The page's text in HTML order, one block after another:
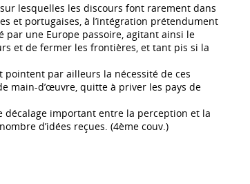
lesquelles les discours font rarement dans
et portugaises, à l’intégration prétendument
par une Europe passoire, agitant ainsi le
et de fermer les frontières, et tant pis si la
pointent par ailleurs la nécessité de ces
main-d’œuvre, quitte à priver les pays de
décalage important entre la perception et la
d’idées reçues. (4ème couv.)